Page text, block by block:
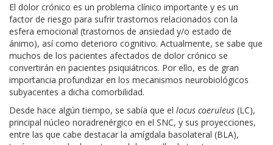
El dolor crónico es un problema clínico importante y es un
factor de riesgo para sufrir trastornos relacionados con la
esfera emocional (trastornos de ansiedad y/o estado de
ánimo), así como deterioro cognitivo. Actualmente, se sabe que
muchos de los pacientes afectados de dolor crónico se
convertirán en pacientes psiquiátricos. Por ello, es de gran
importancia profundizar en los mecanismos neurobiológicos
subyacentes a dicha comorbilidad.
Desde hace algún tiempo, se sabía que el locus coeruleus (LC),
principal núcleo noradrenérgico en el SNC, y sus proyecciones,
entre las que cabe destacar la amígdala basolateral (BLA),